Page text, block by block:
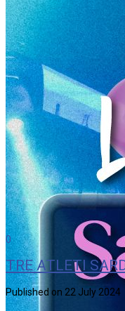
0
TRE ATLETI
Published on 22 July 2024